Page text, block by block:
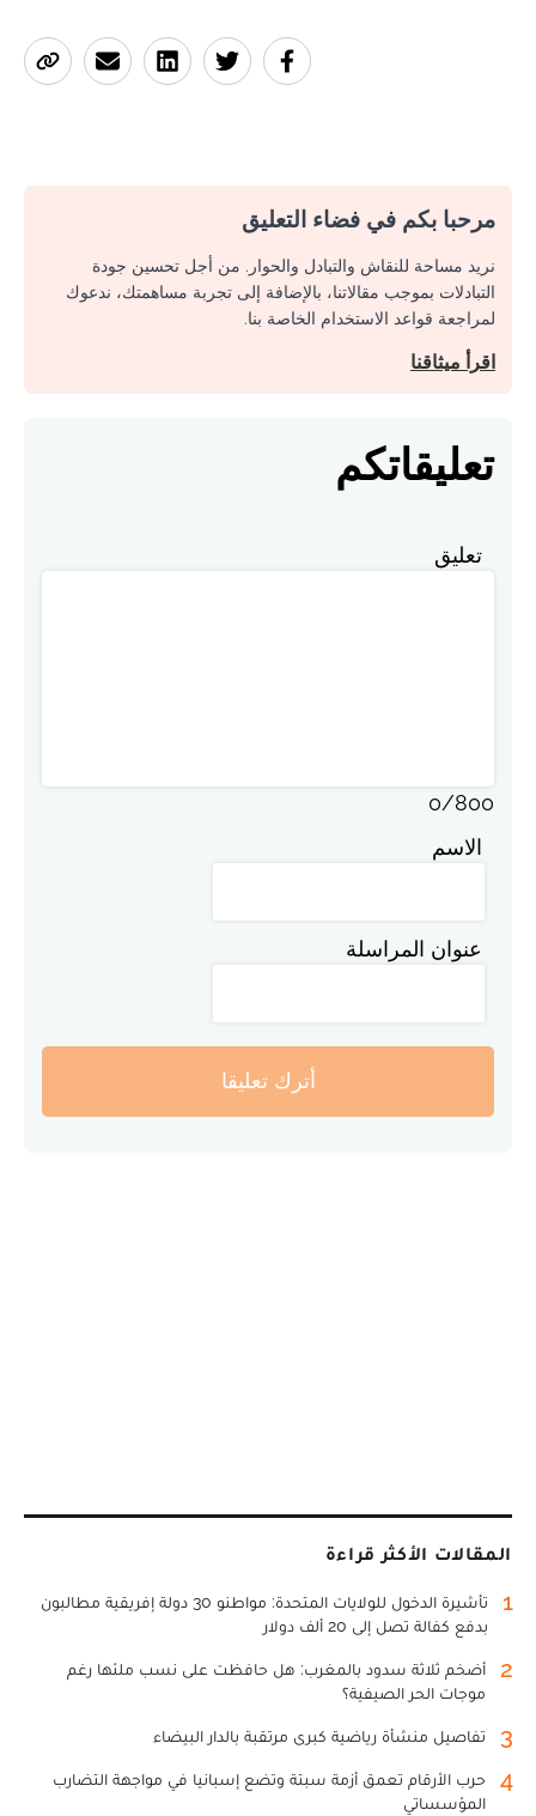
مرحبا بكم في فضاء التعليق
نريد مساحة للنقاش والتبادل والحوار. من أجل تحسين جودة
التبادلات بموجب مقالاتنا، بالإضافة إلى تجربة مساهمتك، ندعوك
لمراجعة قواعد الاستخدام الخاصة بنا.
اقرأ ميثاقنا
تعليقاتكم
تعليق
0/800
الاسم
عنوان المراسلة
أترك تعليقا
المقالات الأكثر قراءة
1
تأشيرة الدخول للولايات المتحدة: مواطنو 30 دولة إفريقية مطالبون
بدفع كفالة تصل إلى 20 ألف دولار
2
أضخم ثلاثة سدود بالمغرب: هل حافظت على نسب ملئها رغم
موجات الحر الصيفية؟
3 تفاصيل منشأة رياضية كبرى مرتقبة بالدار البيضاء
4
حرب الأرقام تعمق أزمة سبتة وتضع إسبانيا في مواجهة التضارب
المؤسساتي